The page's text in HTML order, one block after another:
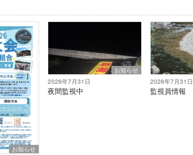
お知らせ
お知らせ
2026年7月31日
夜間監視中
2026年7月31日
監視員情報